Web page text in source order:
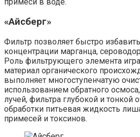
«Айсберг»
Фильтр позволяет быстро
концентрации марганца,
Роль фильтрующего элемента
материал органического
выполняет многоступенчатую
использованием обратного
лучей, фильтра глубокой и тонкой
обработки питьевая жидкость
примесей и токсинов.